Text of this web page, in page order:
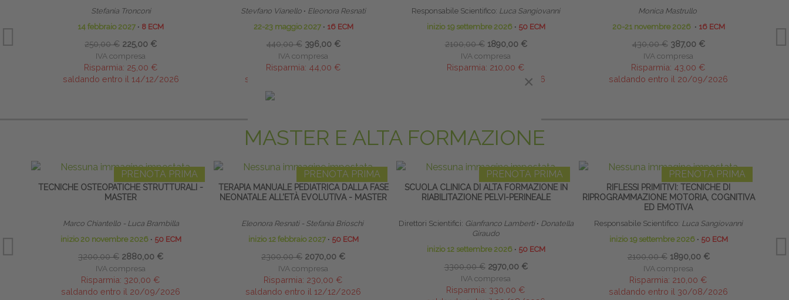
Stefania Tronconi
14 febbraio 2027 ∙ 8 ECM
250,00 € 225,00 €
IVA compresa
Risparmia: 25,00 €
saldando entro il 14/12/2026
Stevfano Vianello ∙ Eleonora Resnati
22-23 maggio 2027 ∙ 16 ECM
440,00 € 396,00 €
IVA compresa
Risparmia: 44,00 €
saldando entro il 22/03/2027
Responsabile Scientifico: Luca Sangiovanni
inizio 19 settembre 2026 ∙ 50 ECM
2100,00 € 1890,00 €
IVA compresa
Risparmia: 210,00 €
saldando entro il 30/08/2026
Monica Mastrullo
20-21 novembre 2026 ∙ 16 ECM
430,00 € 387,00 €
IVA compresa
Risparmia: 43,00 €
saldando entro il 20/09/2026
MASTER E ALTA FORMAZIONE
PRENOTA PRIMA
TECNICHE OSTEOPATICHE STRUTTURALI -
MASTER
Marco Chiantello - Luca Brambilla
inizio 20 novembre 2026 ∙ 50 ECM
3200,00 € 2880,00 €
IVA compresa
Risparmia: 320,00 €
saldando entro il 20/09/2026
PRENOTA PRIMA
TERAPIA MANUALE PEDIATRICA DALLA FASE
NEONATALE ALL’ETÀ EVOLUTIVA - MASTER
Eleonora Resnati - Stefania Brioschi
inizio 12 febbraio 2027 ∙ 50 ECM
2300,00 € 2070,00 €
IVA compresa
Risparmia: 230,00 €
saldando entro il 12/12/2026
PRENOTA PRIMA
SCUOLA CLINICA DI ALTA FORMAZIONE IN
RIABILITAZIONE PELVI-PERINEALE
Direttori Scientifici: Gianfranco Lamberti ∙ Donatella
Giraudo
inizio 12 settembre 2026 ∙ 50 ECM
3300,00 € 2970,00 €
IVA compresa
Risparmia: 330,00 €
PRENOTA PRIMA
RIFLESSI PRIMITIVI: TECNICHE DI
RIPROGRAMMAZIONE MOTORIA, COGNITIVA
ED EMOTIVA
Responsabile Scientifico: Luca Sangiovanni
inizio 19 settembre 2026 ∙ 50 ECM
2100,00 € 1890,00 €
IVA compresa
Risparmia: 210,00 €
saldando entro il 30/08/2026
×